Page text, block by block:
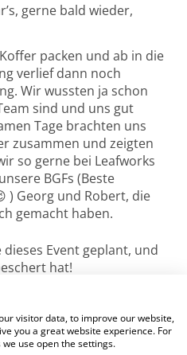
gerne bald wieder,
packen und ab in die
verlief dann noch
Wir wussten ja schon
sind und uns gut
Tage brachten uns
zusammen und zeigten
so gerne bei Leafworks
BGFs (Beste
) Georg und Robert, die
gemacht haben.
dieses Event geplant, und
hat!
die dabei waren und
aus dem Team, die leider
seid alle der Hammer!
visitor data, to improve our website,
you a great website experience. For
use open the settings.